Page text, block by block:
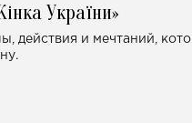
України»
действия и мечтаний,